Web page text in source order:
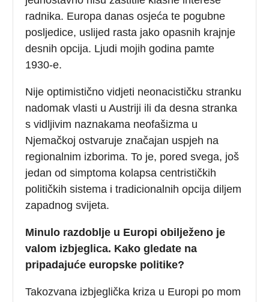
radnika. Europa danas osjeća te pogubne
posljedice, uslijed rasta jako opasnih krajnje
desnih opcija. Ljudi mojih godina pamte
1930-e.
Nije optimistično vidjeti neonacističku stranku
nadomak vlasti u Austriji ili da desna stranka
s vidljivim naznakama neofašizma u
Njemačkoj ostvaruje značajan uspjeh na
regionalnim izborima. To je, pored svega, još
jedan od simptoma kolapsa centrističkih
političkih sistema i tradicionalnih opcija diljem
zapadnog svijeta.
Minulo razdoblje u Europi obilježeno je
valom izbjeglica. Kako gledate na
pripadajuće europske politike?
Takozvana izbjeglička kriza u Europi po mom